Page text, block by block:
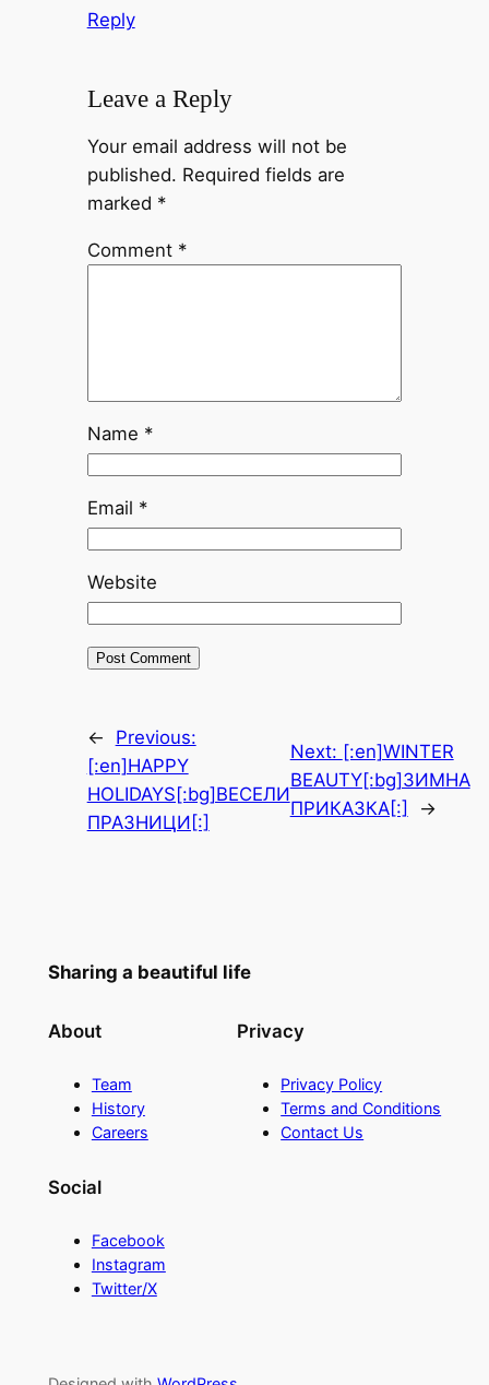
Reply
Leave a Reply
Your email address will not be
published. Required fields are
marked *
Comment *
Name *
Email *
Website
←
Previous:
[:en]HAPPY
HOLIDAYS[:bg]ВЕСЕЛИ
ПРАЗНИЦИ[:]
Next: [:en]WINTER
BEAUTY[:bg]ЗИМНА
ПРИКАЗКА[:]
→
Sharing a beautiful life
About
Team
History
Careers
Privacy
Privacy Policy
Terms and Conditions
Contact Us
Social
Facebook
Instagram
Twitter/X